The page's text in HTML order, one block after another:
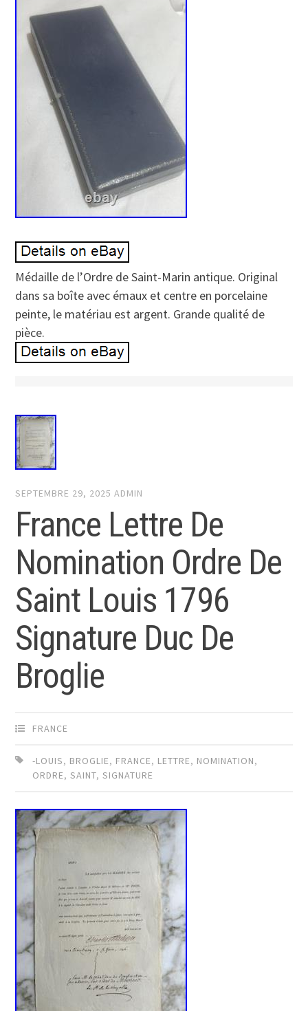
Médaille de l’Ordre de Saint-Marin antique. Original
dans sa boîte avec émaux et centre en porcelaine
peinte, le matériau est argent. Grande qualité de
pièce.
SEPTEMBRE 29, 2025 ADMIN
France Lettre De
Nomination Ordre De
Saint Louis 1796
Signature Duc De
Broglie
FRANCE
-LOUIS, BROGLIE, FRANCE, LETTRE, NOMINATION,
ORDRE,SAINT,SIGNATURE